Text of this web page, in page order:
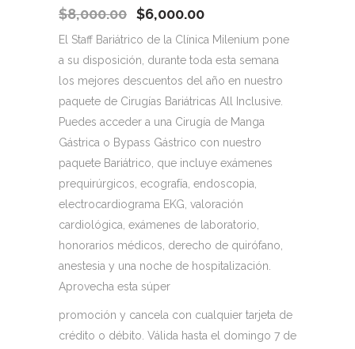
$8,000.00 $6,000.00
El Staff Bariátrico de la Clínica Milenium pone
a su disposición, durante toda esta semana
los mejores descuentos del año en nuestro
paquete de Cirugías Bariátricas All Inclusive.
Puedes acceder a una Cirugía de Manga
Gástrica o Bypass Gástrico con nuestro
paquete Bariátrico, que incluye exámenes
prequirúrgicos, ecografía, endoscopia,
electrocardiograma EKG, valoración
cardiológica, exámenes de laboratorio,
honorarios médicos, derecho de quirófano,
anestesia y una noche de hospitalización.
Aprovecha esta súper
promoción y cancela con cualquier tarjeta de
crédito o débito. Válida hasta el domingo 7 de